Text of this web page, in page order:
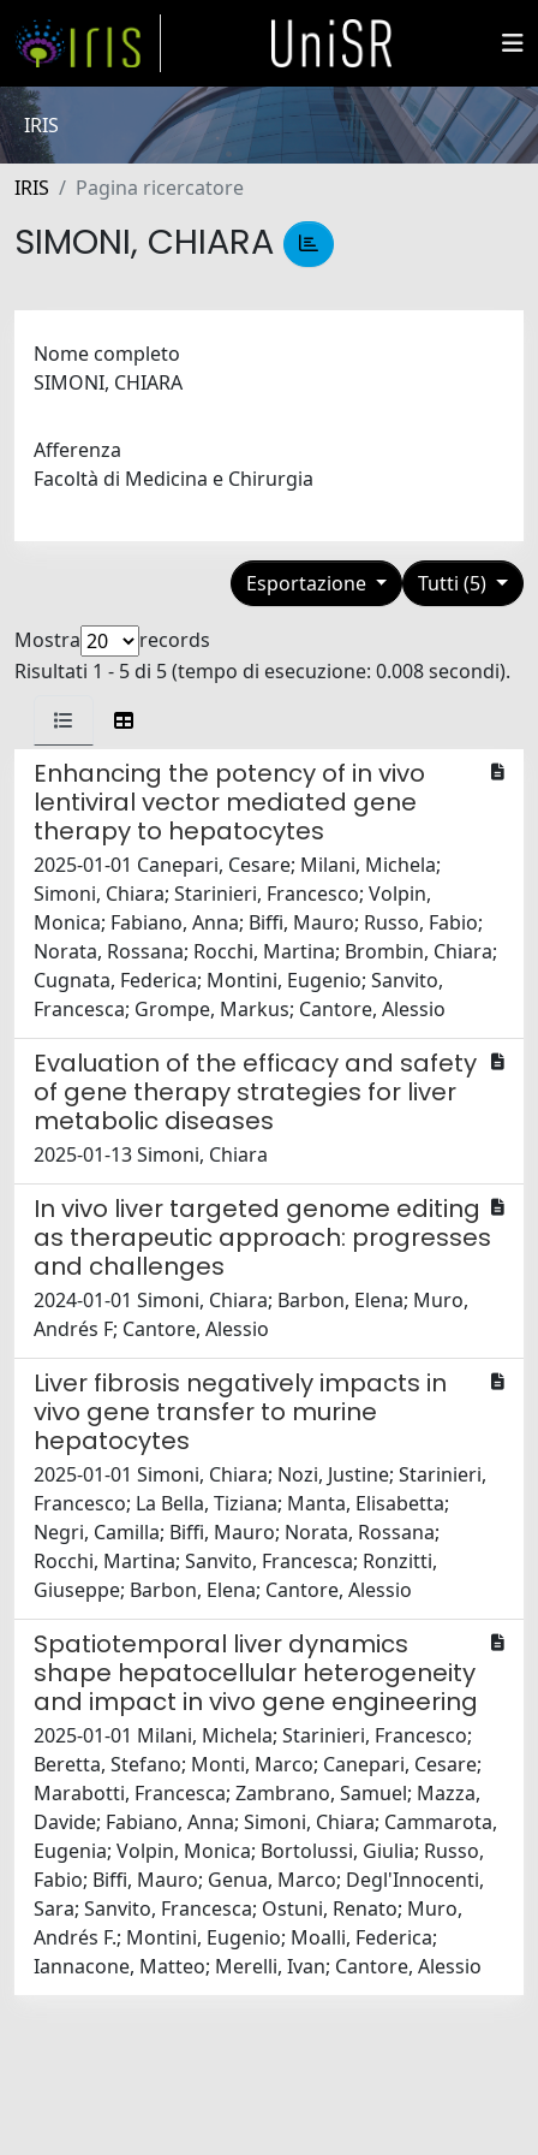
IRIS
IRIS Pagina ricercatore
SIMONI, CHIARA
Nome completo
SIMONI, CHIARA
Afferenza
Facoltà di Medicina e Chirurgia
Tutti (5)
Esportazione
Mostra
records
Risultati 1 - 5 di 5 (tempo di esecuzione: 0.008 secondi).
Enhancing the potency of in vivo
lentiviral vector mediated gene
therapy to hepatocytes
2025-01-01 Canepari, Cesare; Milani, Michela;
Simoni, Chiara; Starinieri, Francesco; Volpin,
Monica; Fabiano, Anna; Biffi, Mauro; Russo, Fabio;
Norata, Rossana; Rocchi, Martina; Brombin, Chiara;
Cugnata, Federica; Montini, Eugenio; Sanvito,
Francesca; Grompe, Markus; Cantore, Alessio
Evaluation of the efficacy and safety
of gene therapy strategies for liver
metabolic diseases
2025-01-13 Simoni, Chiara
In vivo liver targeted genome editing
as therapeutic approach: progresses
and challenges
2024-01-01 Simoni, Chiara; Barbon, Elena; Muro,
Andrés F; Cantore, Alessio
Liver fibrosis negatively impacts in
vivo gene transfer to murine
hepatocytes
2025-01-01 Simoni, Chiara; Nozi, Justine; Starinieri,
Francesco; La Bella, Tiziana; Manta, Elisabetta;
Negri, Camilla; Biffi, Mauro; Norata, Rossana;
Rocchi, Martina; Sanvito, Francesca; Ronzitti,
Giuseppe; Barbon, Elena; Cantore, Alessio
Spatiotemporal liver dynamics
shape hepatocellular heterogeneity
and impact in vivo gene engineering
2025-01-01 Milani, Michela; Starinieri, Francesco;
Beretta, Stefano; Monti, Marco; Canepari, Cesare;
Marabotti, Francesca; Zambrano, Samuel; Mazza,
Davide; Fabiano, Anna; Simoni, Chiara; Cammarota,
Eugenia; Volpin, Monica; Bortolussi, Giulia; Russo,
Fabio; Biffi, Mauro; Genua, Marco; Degl'Innocenti,
Sara; Sanvito, Francesca; Ostuni, Renato; Muro,
Andrés F.; Montini, Eugenio; Moalli, Federica;
Iannacone, Matteo; Merelli, Ivan; Cantore, Alessio